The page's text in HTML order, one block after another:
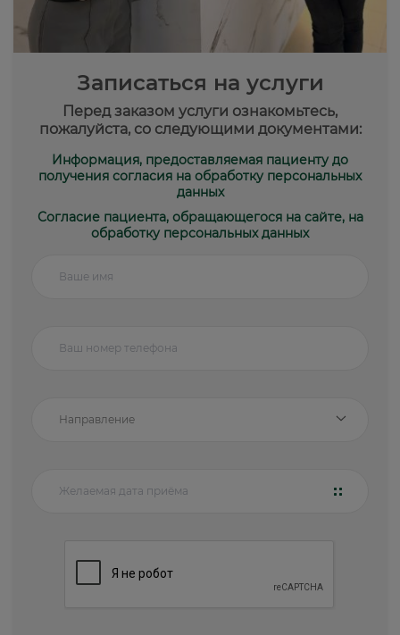
Записаться на услуги
Перед заказом услуги ознакомьтесь,
пожалуйста, со следующими документами:
Информация, предоставляемая пациенту до
получения согласия на обработку персональных
данных
Согласие пациента, обращающегося на сайте, на
обработку персональных данных
Направление